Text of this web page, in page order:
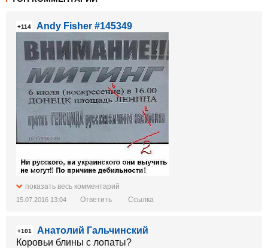
+114 Andy Fisher #145349
показать весь комментарий
15.07.2016 13:04 Ответить Ссылка
+101
Анатолий Гальчинский
Коровьи блины с лопаты?